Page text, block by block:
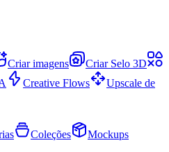
Criar imagens
Criar Selo 3D
Creative Flows
Upscale de
Coleções Mockups